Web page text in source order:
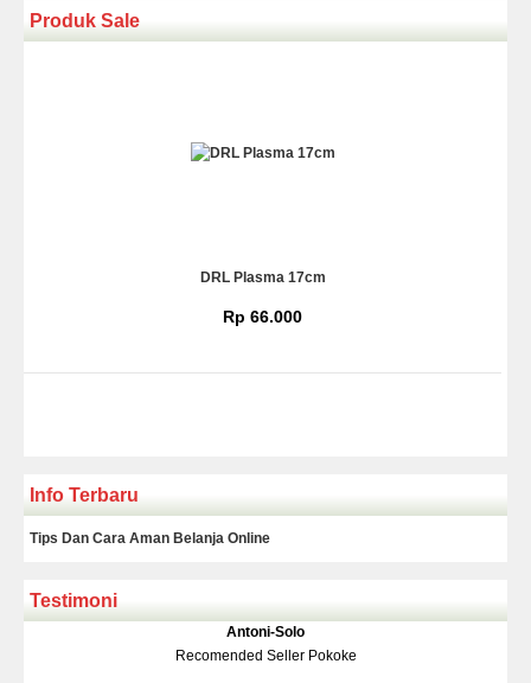
Produk Sale
DRL Plasma 17cm
Rp 66.000
Rp 139.000150.000
Info Terbaru
Tips Dan Cara Aman Belanja Online
Testimoni
Antoni-Solo
Recomended Seller Pokoke